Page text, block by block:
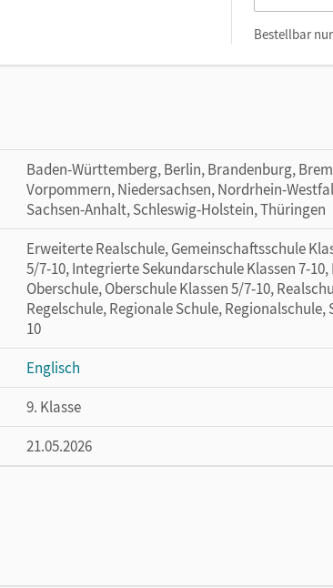
Bestellbar
Baden-Württemberg, Berlin, Brandenburg,
Vorpommern, Niedersachsen, Nordrhein-
Sachsen-Anhalt, Schleswig-Holstein, Thüringen
Erweiterte Realschule, Gemeinschaftsschule
5/7-10, Integrierte Sekundarschule Klassen 7-
Oberschule, Oberschule Klassen 5/7-10,
Regelschule, Regionale Schule,
10
Englisch
9. Klasse
21.05.2026